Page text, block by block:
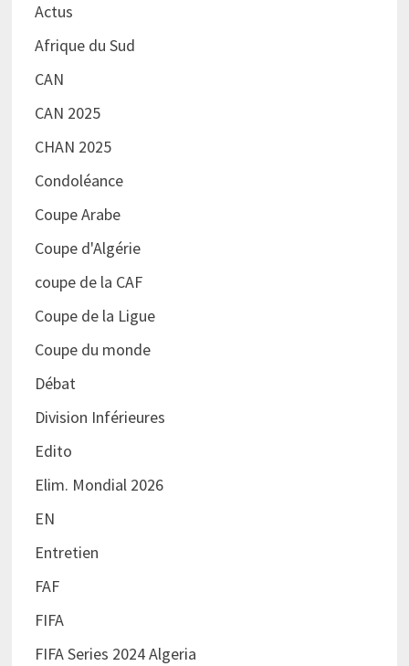
Actus
Afrique du Sud
CAN
CAN 2025
CHAN 2025
Condoléance
Coupe Arabe
Coupe d'Algérie
coupe de la CAF
Coupe de la Ligue
Coupe du monde
Débat
Division Inférieures
Edito
Elim. Mondial 2026
EN
Entretien
FAF
FIFA
FIFA Series 2024 Algeria